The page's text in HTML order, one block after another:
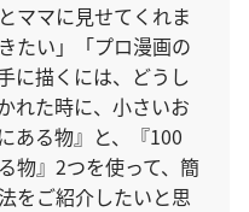
ママに見せてくれま
たい」「プロ漫画の
に描くには、どうし
れた時に、小さいお
ある物』と、『100
物』2つを使って、簡
をご紹介したいと思